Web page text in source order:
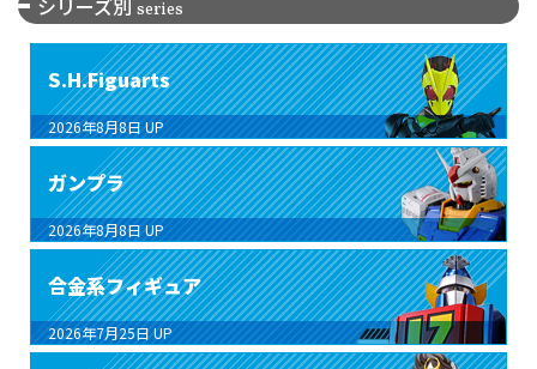
シリーズ別 series
S.H.Figuarts
2026年8月8日 UP
ガンプラ
2026年8月8日 UP
合金系フィギュア
2026年7月25日 UP